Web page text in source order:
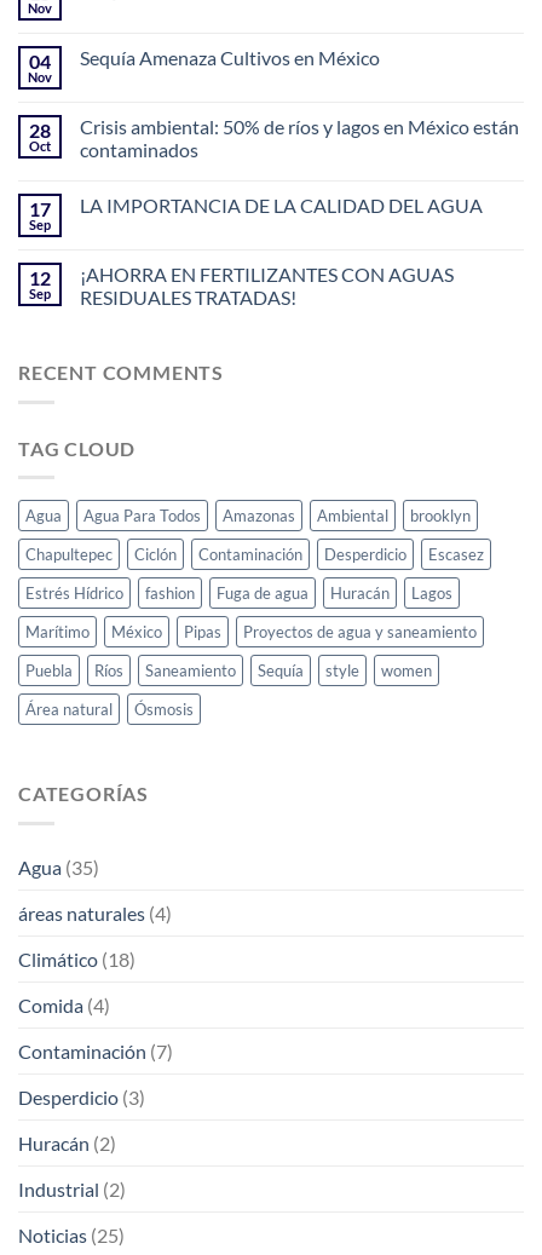
Nov
04
Nov
Sequía Amenaza Cultivos en México
28
Oct
Crisis ambiental: 50% de ríos y lagos en México están
contaminados
17
Sep
LA IMPORTANCIA DE LA CALIDAD DEL AGUA
12
Sep
¡AHORRA EN FERTILIZANTES CON AGUAS
RESIDUALES TRATADAS!
RECENT COMMENTS
TAG CLOUD
Agua Agua Para Todos Amazonas Ambiental
brooklyn
Chapultepec
Ciclón Contaminación Desperdicio
Escasez
Estrés Hídrico
fashion Fuga de agua Huracán
Lagos
Marítimo
México Pipas
Proyectos de agua y saneamiento
Puebla
Ríos Saneamiento Sequía style
women
Área natural
Ósmosis
CATEGORÍAS
Agua (35)
áreas naturales (4)
Climático (18)
Comida (4)
Contaminación (7)
Desperdicio (3)
Huracán (2)
Industrial (2)
Noticias (25)